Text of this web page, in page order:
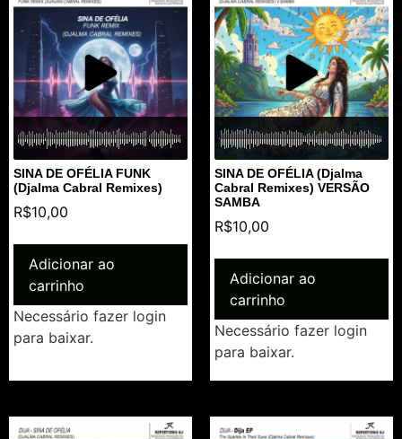
SINA DE OFÉLIA FUNK
(Djalma Cabral Remixes)
R$10,00
Adicionar ao
carrinho
Necessário fazer login
para baixar.
SINA DE OFÉLIA (Djalma
Cabral Remixes) VERSÃO
SAMBA
R$10,00
Adicionar ao
carrinho
Necessário fazer login
para baixar.